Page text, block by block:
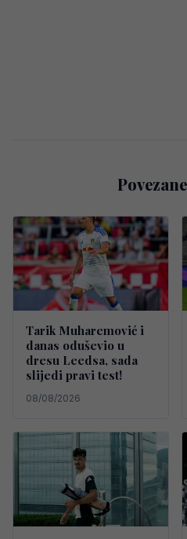
Tarik Muharemović i
danas oduševio u
dresu Leedsa, sada
slijedi pravi test!
08/08/2026